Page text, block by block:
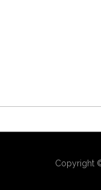
Copyright